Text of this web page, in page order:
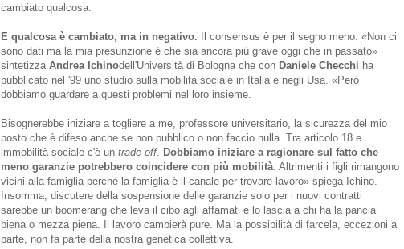
cambiato qualcosa.
E qualcosa è cambiato, ma in negativo. Il consensus è per il segno meno. «Non ci
sono dati ma la mia presunzione è che sia ancora più grave oggi che in passato»
sintetizza Andrea Ichinodell'Università di Bologna che con Daniele Checchi ha
pubblicato nel '99 uno studio sulla mobilità sociale in Italia e negli Usa. «Però
dobbiamo guardare a questi problemi nel loro insieme.
Bisognerebbe iniziare a togliere a me, professore universitario, la sicurezza del mio
posto che è difeso anche se non pubblico o non faccio nulla. Tra articolo 18 e
immobilità sociale c'è un trade-off. Dobbiamo iniziare a ragionare sul fatto che
meno garanzie potrebbero coincidere con più mobilità . Altrimenti i figli rimangono
vicini alla famiglia perché la famiglia è il canale per trovare lavoro» spiega Ichino.
Insomma, discutere della sospensione delle garanzie solo per i nuovi contratti
sarebbe un boomerang che leva il cibo agli affamati e lo lascia a chi ha la pancia
piena o mezza piena. Il lavoro cambierà pure. Ma la possibilità di farcela, eccezioni a
parte, non fa parte della nostra genetica collettiva.